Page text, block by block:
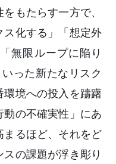
もたらす一方で、
ス化する」「想定外
無限ループに陥り
った新たなリスク
環境への投入を躊躇
の不確実性」にあ
まるほど、それをど
の課題が浮き彫り